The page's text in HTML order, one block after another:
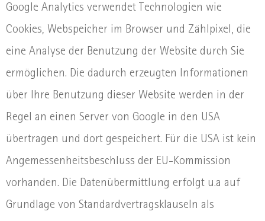
Google Analytics verwendet Technologien wie
Cookies, Webspeicher im Browser und Zählpixel, die
eine Analyse der Benutzung der Website durch Sie
ermöglichen. Die dadurch erzeugten Informationen
über Ihre Benutzung dieser Website werden in der
Regel an einen Server von Google in den USA
übertragen und dort gespeichert. Für die USA ist kein
Angemessenheitsbeschluss der EU-Kommission
vorhanden. Die Datenübermittlung erfolgt u.a auf
Grundlage von Standardvertragsklauseln als